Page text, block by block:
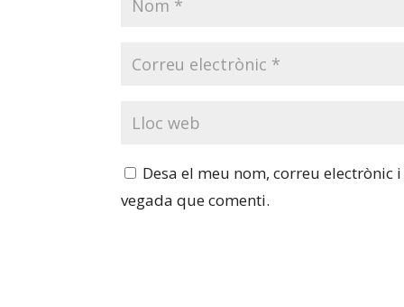
Desa el meu nom, correu
vegada que comenti.